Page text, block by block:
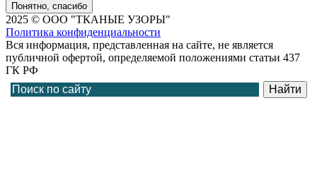
Понятно, спасибо
2025 © ООО "ТКАНЫЕ УЗОРЫ"
Политика конфиденциальности
Вся информация, представленная на сайте, не является
публичной офертой, определяемой положениями статьи 437
ГК РФ